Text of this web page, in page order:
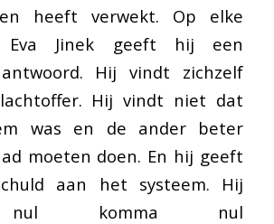
heeft verwekt. Op elke
Eva Jinek geeft hij een
Hij vindt zichzelf
Hij vindt niet dat
was en de ander beter
moeten doen. En hij geeft
aan het systeem. Hij
nul komma nul